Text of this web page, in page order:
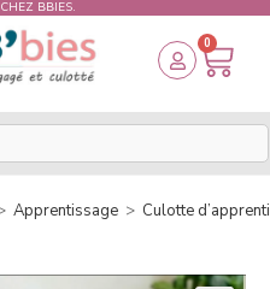
BBIES.
0
Apprentissage > Culotte